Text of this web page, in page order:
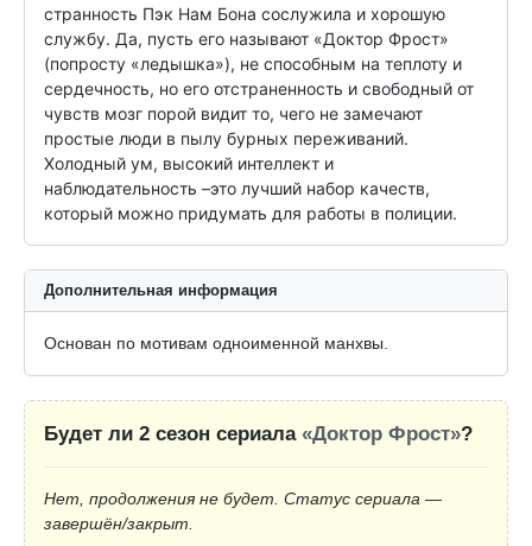
странность Пэк Нам Бона сослужила и хорошую
службу. Да, пусть его называют «Доктор Фрост»
(попросту «ледышка»), не способным на теплоту и
сердечность, но его отстраненность и свободный от
чувств мозг порой видит то, чего не замечают
простые люди в пылу бурных переживаний.
Холодный ум, высокий интеллект и
наблюдательность –это лучший набор качеств,
который можно придумать для работы в полиции.
Дополнительная информация
Основан по мотивам одноименной манхвы.
Будет ли 2 сезон сериала «Доктор Фрост»?
Нет, продолжения не будет. Статус сериала —
завершён/закрыт.